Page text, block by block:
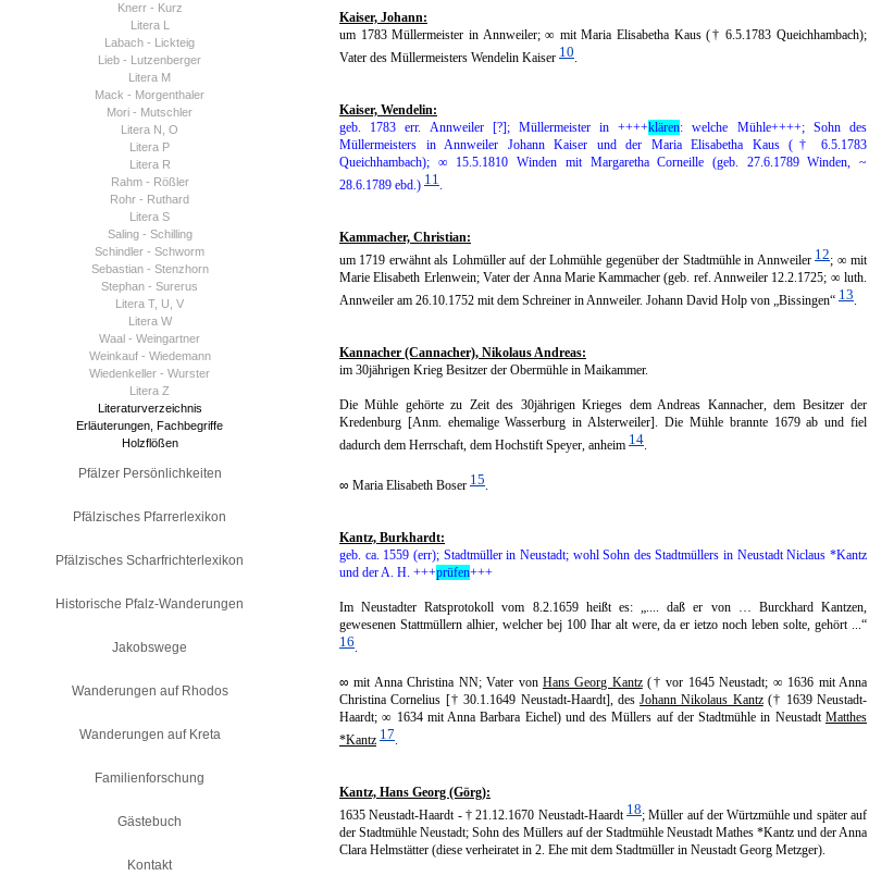
Kaiser, Johann:
um 1783 Müllermeister in Annweiler; ∞ mit Maria Elisabetha Kaus († 6.5.1783 Queichhambach);
Vater des Müllermeisters Wende­lin Kaiser 10.
Kaiser, Wendelin:
geb. 1783 err. Annweiler [?]; Müllermeister in++++klären: welche Mühle++++; Sohn des
Müllermeisters in Annweiler Johann Kai­ser und der Maria Elisabetha Kaus ( †
6.5.1783
Queichhambach); ∞ 15.5.1810 Winden mit Margaretha Corneille (geb. 27.6.1789 Winden, ~
28.6.1789 ebd.) 11.
Kammacher, Christian:
um 1719 erwähnt als Lohmüller auf der Lohmühle gegenüber der Stadtmühle in Annweiler12; ∞ mit
Marie Elisabeth Erlenwein; Vater der Anna Marie Kamma­cher (geb. ref. Annweiler 12.2.1725; ∞ luth.
Annweiler am 26.10.1752 mit dem Schreiner in Annwei­ler. Johann David Holp von „Bissin­gen“ 13.
Kannacher (Cannacher), Nikolaus Andreas:
im 30jährigen Krieg Besitzer der Obermühle in Maikammer.
Die Mühle gehörte zu Zeit des 30jährigen Krieges dem Andreas Kannacher, dem Besitzer der
Kredenburg [Anm. ehemalige Wasser­burg in Alsterweiler]. Die Mühle brannte 1679 ab und fiel
dadurch dem Herrschaft, dem Hochstift Speyer, anheim 14.
∞ Maria Elisabeth Boser 15.
Kantz, Burkhardt:
geb. ca. 1559 (err); Stadtmüller in Neustadt; wohl Sohn des Stadtmüllers in Neustadt Niclaus *Kantz
und der A. H. +++prüfen+++
Im Neustadter Ratsprotokoll vom 8.2.1659 heißt es: „.... daß er von … Burckhard Kantzen,
gewesenen Stattmül­lern alhier, welcher bej 100 Ihar alt were, da er ietzo noch leben solte, gehört ...“
16.
∞mit Anna Christina NN; Vater von Hans Georg Kantz(† vor 1645 Neustadt; ∞ 1636 mit Anna
Christina Cornelius [† 30.1.1649 Neustadt-Haardt], desJohann Nikolaus Kantz(† 1639 Neustadt-
Haardt; ∞ 1634 mit Anna Barbara Eichel) und des Müllers auf der Stadtmühle in Neustadt Matthes
*Kantz 17.
Kantz, Hans Georg (Görg):
1635 Neustadt-Haardt - † 21.12.1670 Neustadt-Haardt 18; Müller auf der Würtzmühle und später auf
der Stadtmühle Neustadt; Sohn des Müllers auf der Stadtmühle Neustadt Mathes *Kantz und der Anna
Clara Helmstätter (diese verheiratet in 2. Ehe mit dem Stadt­müller in Neustadt Georg Metzger).
Knerr - Kurz
Litera L
Labach - Lickteig
Lieb - Lutzenberger
Litera M
Mack - Morgenthaler
Mori - Mutschler
Litera N, O
Litera P
Litera R
Rahm - Rößler
Rohr - Ruthard
Litera S
Saling - Schilling
Schindler - Schworm
Sebastian - Stenzhorn
Stephan - Surerus
Litera T, U, V
Litera W
Waal - Weingartner
Weinkauf - Wiedemann
Wiedenkeller - Wurster
Litera Z
Literaturverzeichnis
Erläuterungen, Fachbegriffe
Holzflößen
Pfälzer Persönlichkeiten
Pfälzisches Pfarrerlexikon
Pfälzisches Scharfrichterlexikon
Historische Pfalz-Wanderungen
Jakobswege
Wanderungen auf Rhodos
Wanderungen auf Kreta
Familienforschung
Gästebuch
Kontakt